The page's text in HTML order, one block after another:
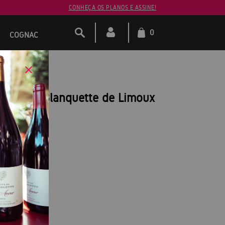
CONHEÇA OS PLANOS E ASSINE!
COGNAC 0
Joseph Blanquette de Limoux
de Limoux